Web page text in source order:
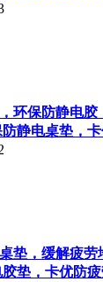
环保防静电
静电桌垫，
垫，缓解疲
垫，卡优防